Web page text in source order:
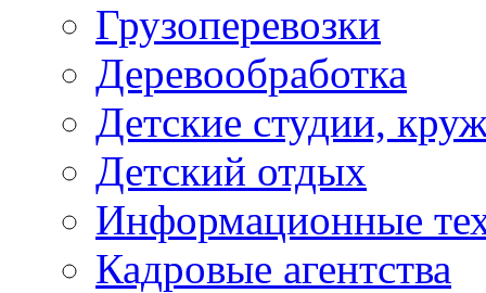
Грузоперевозки
Деревообработка
Детские студии,
Детский отдых
Информационные
Кадровые агентства